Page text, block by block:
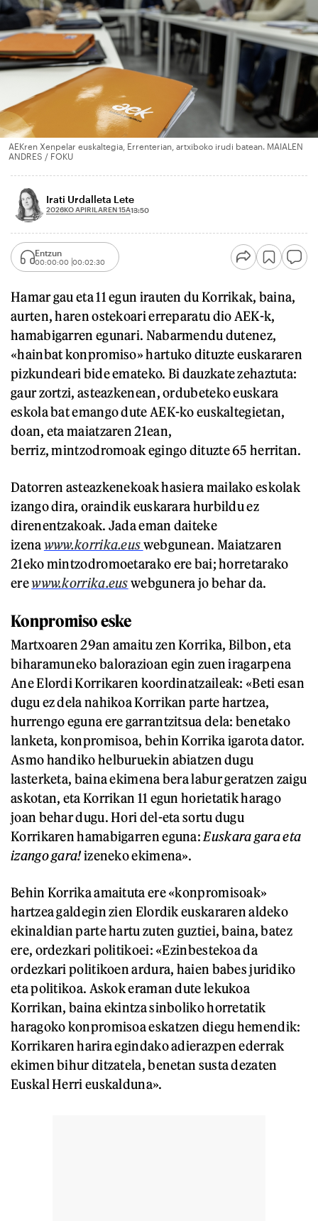
AEKren Xenpelar euskaltegia, Errenterian, artxiboko irudi batean. MAIALEN
ANDRES / FOKU
Irati Urdalleta Lete
2026KO APIRILAREN 15A13:50
Entzun
00:00:00 00:02:30
Hamar gau eta 11 egun irauten du Korrikak, baina,
aurten, haren ostekoari erreparatu dio AEK-k,
hamabigarren egunari. Nabarmendu dutenez,
«hainbat konpromiso» hartuko dituzte euskararen
pizkundeari bide emateko. Bi dauzkate zehaztuta:
gaur zortzi, asteazkenean, ordubeteko euskara
eskola bat emango dute AEK-ko euskaltegietan,
doan, eta maiatzaren 21ean,
berriz, mintzodromoak egingo dituzte 65 herritan.
Datorren asteazkenekoak hasiera mailako eskolak
izango dira, oraindik euskarara hurbildu ez
direnentzakoak. Jada eman daiteke
izenawww.korrika.euswebgunean. Maiatzaren
21eko mintzodromoetarako ere bai; horretarako
erewww.korrika.euswebgunera jo behar da.
Konpromiso eske
Martxoaren 29an amaitu zen Korrika, Bilbon, eta
biharamuneko balorazioan egin zuen iragarpena
Ane Elordi Korrikaren koordinatzaileak: «Beti esan
dugu ez dela nahikoa Korrikan parte hartzea,
hurrengo eguna ere garrantzitsua dela: benetako
lanketa, konpromisoa, behin Korrika igarota dator.
Asmo handiko helburuekin abiatzen dugu
lasterketa, baina ekimena bera labur geratzen zaigu
askotan, eta Korrikan 11 egun horietatik harago
joan behar dugu. Hori del-eta sortu dugu
Korrikaren hamabigarren eguna: Euskara gara eta
izango gara!izeneko ekimena».
Behin Korrika amaituta ere «konpromisoak»
hartzea galdegin zien Elordik euskararen aldeko
ekinaldian parte hartu zuten guztiei, baina, batez
ere, ordezkari politikoei: «Ezinbestekoa da
ordezkari politikoen ardura, haien babes juridiko
eta politikoa. Askok eraman dute lekukoa
Korrikan, baina ekintza sinboliko horretatik
haragoko konpromisoa eskatzen diegu hemendik:
Korrikaren harira egindako adierazpen ederrak
ekimen bihur ditzatela, benetan susta dezaten
Euskal Herri euskalduna».